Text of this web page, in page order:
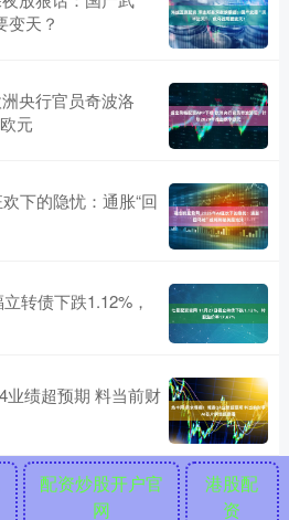
变天？
央行官员奇波洛
元
下的隐忧：通胀“回
转债下跌1.12%，
业绩超预期 料当前财
配资炒股开户官
网
港股配
资